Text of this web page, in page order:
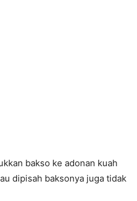
bakso ke adonan kuah
dipisah baksonya juga tidak